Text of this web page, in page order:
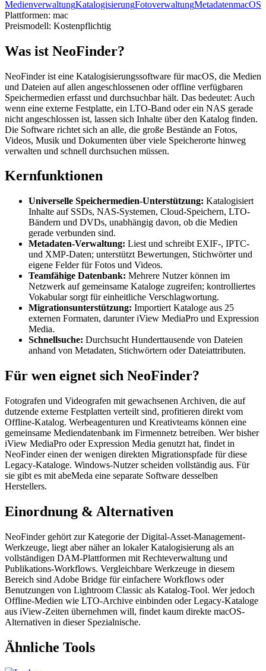
MedienverwaltungKatalogisierungFotoverwaltungMetadatenmacOS
Plattformen: mac
Preismodell: Kostenpflichtig
Was ist NeoFinder?
NeoFinder ist eine Katalogisierungssoftware für macOS, die Medien
und Dateien auf allen angeschlossenen oder offline verfügbaren
Speichermedien erfasst und durchsuchbar hält. Das bedeutet: Auch
wenn eine externe Festplatte, ein LTO-Band oder ein NAS gerade
nicht angeschlossen ist, lassen sich Inhalte über den Katalog finden.
Die Software richtet sich an alle, die große Bestände an Fotos,
Videos, Musik und Dokumenten über viele Speicherorte hinweg
verwalten und schnell durchsuchen müssen.
Kernfunktionen
Universelle Speichermedien-Unterstützung: Katalogisiert
Inhalte auf SSDs, NAS-Systemen, Cloud-Speichern, LTO-
Bändern und DVDs, unabhängig davon, ob die Medien
gerade verbunden sind.
Metadaten-Verwaltung: Liest und schreibt EXIF-, IPTC-
und XMP-Daten; unterstützt Bewertungen, Stichwörter und
eigene Felder für Fotos und Videos.
Teamfähige Datenbank: Mehrere Nutzer können im
Netzwerk auf gemeinsame Kataloge zugreifen; kontrolliertes
Vokabular sorgt für einheitliche Verschlagwortung.
Migrationsunterstützung: Importiert Kataloge aus 25
externen Formaten, darunter iView MediaPro und Expression
Media.
Schnellsuche: Durchsucht Hunderttausende von Dateien
anhand von Metadaten, Stichwörtern oder Dateiattributen.
Für wen eignet sich NeoFinder?
Fotografen und Videografen mit gewachsenen Archiven, die auf
dutzende externe Festplatten verteilt sind, profitieren direkt vom
Offline-Katalog. Werbeagenturen und Kreativteams können eine
gemeinsame Mediendatenbank im Firmennetz betreiben. Wer bisher
iView MediaPro oder Expression Media genutzt hat, findet in
NeoFinder einen der wenigen direkten Migrationspfade für diese
Legacy-Kataloge. Windows-Nutzer scheiden vollständig aus. Für
sie gibt es mit abeMeda eine separate Software desselben
Herstellers.
Einordnung & Alternativen
NeoFinder gehört zur Kategorie der Digital-Asset-Management-
Werkzeuge, liegt aber näher an lokaler Katalogisierung als an
vollständigen DAM-Plattformen mit Rechteverwaltung und
Publikations-Workflows. Vergleichbare Werkzeuge in diesem
Bereich sind Adobe Bridge für einfachere Workflows oder
Benutzungen von Lightroom Classic als Katalog-Tool. Wer jedoch
Offline-Medien wie LTO-Archive einbinden oder Legacy-Kataloge
aus iView-Zeiten übernehmen will, findet kaum direkte macOS-
Alternativen in dieser Spezialnische.
Ähnliche Tools